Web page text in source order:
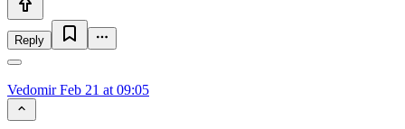
Reply
VedomirFeb 21 at 09:05